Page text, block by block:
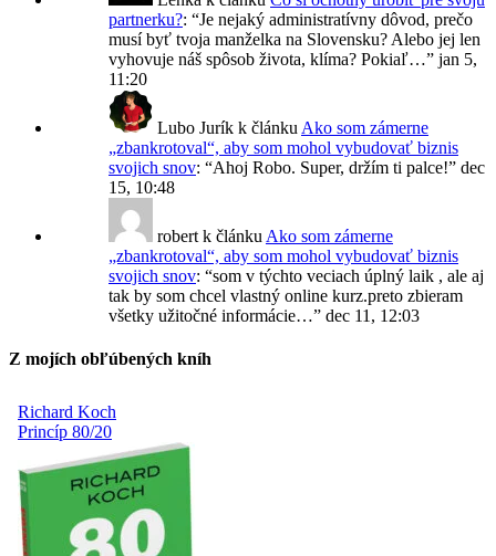
partnerku?: “Je nejaký administratívny dôvod, prečo
musí byť tvoja manželka na Slovensku? Alebo jej len
vyhovuje náš spôsob života, klíma? Pokiaľ…” jan 5,
11:20
Lubo Jurík k článku Ako som zámerne
„zbankrotoval“, aby som mohol vybudovať biznis
svojich snov: “Ahoj Robo. Super, držím ti palce!” dec
15, 10:48
robert k článku Ako som zámerne
„zbankrotoval“, aby som mohol vybudovať biznis
svojich snov: “som v týchto veciach úplný laik , ale aj
tak by som chcel vlastný online kurz.preto zbieram
všetky užitočné informácie…” dec 11, 12:03
Z mojích obľúbených kníh